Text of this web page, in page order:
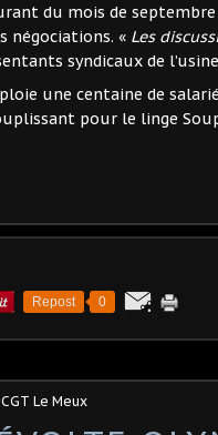
du mois de
négociations. « Les
syndicaux de
une centaine de
pour le linge
Repost 0
Le Meux